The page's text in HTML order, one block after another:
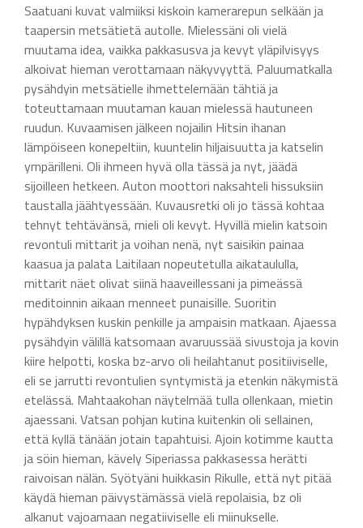
Saatuani kuvat valmiiksi kiskoin kamerarepun selkään ja
taapersin metsätietä autolle. Mielessäni oli vielä
muutama idea, vaikka pakkasusva ja kevyt yläpilvisyys
alkoivat hieman verottamaan näkyvyyttä. Paluumatkalla
pysähdyin metsätielle ihmettelemään tähtiä ja
toteuttamaan muutaman kauan mielessä hautuneen
ruudun. Kuvaamisen jälkeen nojailin Hitsin ihanan
lämpöiseen konepeltiin, kuuntelin hiljaisuutta ja katselin
ympärilleni. Oli ihmeen hyvä olla tässä ja nyt, jäädä
sijoilleen hetkeen. Auton moottori naksahteli hissuksiin
taustalla jäähtyessään. Kuvausretki oli jo tässä kohtaa
tehnyt tehtävänsä, mieli oli kevyt. Hyvillä mielin katsoin
revontuli mittarit ja voihan nenä, nyt saisikin painaa
kaasua ja palata Laitilaan nopeutetulla aikataululla,
mittarit näet olivat siinä haaveillessani ja pimeässä
meditoinnin aikaan menneet punaisille. Suoritin
hypähdyksen kuskin penkille ja ampaisin matkaan. Ajaessa
pysähdyin välillä katsomaan avaruussää sivustoja ja kovin
kiire helpotti, koska bz-arvo oli heilahtanut positiiviselle,
eli se jarrutti revontulien syntymistä ja etenkin näkymistä
etelässä. Mahtaakohan näytelmää tulla ollenkaan, mietin
ajaessani. Vatsan pohjan kutina kuitenkin oli sellainen,
että kyllä tänään jotain tapahtuisi. Ajoin kotimme kautta
ja söin hieman, kävely Siperiassa pakkasessa herätti
raivoisan nälän. Syötyäni huikkasin Rikulle, että nyt pitää
käydä hieman päivystämässä vielä repolaisia, bz oli
alkanut vajoamaan negatiiviselle eli miinukselle.